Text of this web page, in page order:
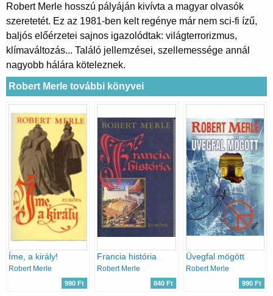
Robert Merle hosszú pályáján kivívta a magyar olvasók
szeretetét. Ez az 1981-ben kelt regénye már nem sci-fi ízű,
baljós előérzetei sajnos igazolódtak: világterrorizmus,
klímaváltozás... Találó jellemzései, szellemessége annál
nagyobb hálára köteleznek.
Robert Merle további könyvei
Íme, a király!
Robert Merle
990 Ft
Francia história
Robert Merle
840 Ft
Üvegfal mögött
Robert Merle
990 Ft